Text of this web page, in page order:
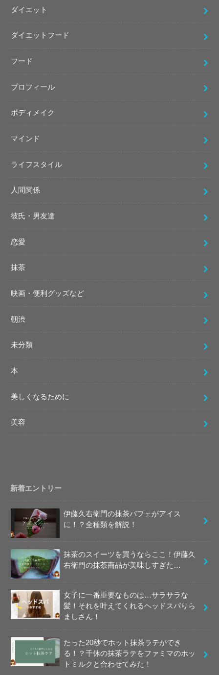
ダイエット
ダイエットフード
フード
プロフィール
ボディメイク
マインド
ライフスタイル
人間関係
彼氏・男友達
恋愛
抹茶
映画・便利グッズなど
朝渋
未分類
本
美しくなるために
美容
新着エントリー
伊藤久右衛門の抹茶パフェがアイス
に！？全種類を解説！
抹茶のスイーツを買うならここ！伊藤久
右衛門の抹茶商品が美味しすぎた…
女子に一番重要なものは…サラサラな
髪！それを叶えてくれるヘッドスパりら
ましさん！
たった20秒でホット抹茶ラテができ
る！？千休の抹茶ラテをファミマのホッ
トミルクと合わせてみた！